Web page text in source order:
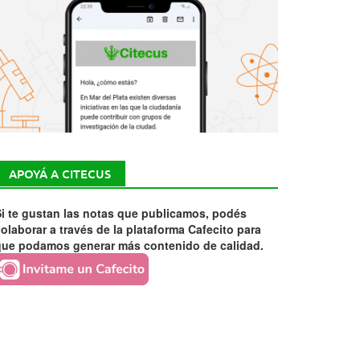
APOYÁ A CITECUS
te gustan las notas que publicamos, podés
a través de la plataforma Cafecito para
podamos generar más contenido de calidad.